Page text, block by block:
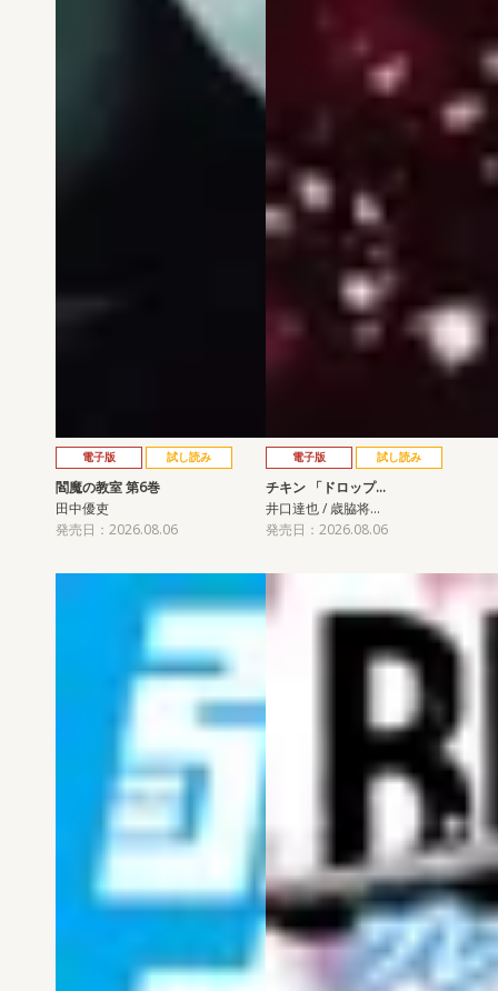
電子版 試し読み
閻魔の教室 第6巻
田中優吏
発売日：2026.08.06
電子版 試し読み
チキン 「ドロップ…
井口達也 / 歳脇将…
発売日：2026.08.06